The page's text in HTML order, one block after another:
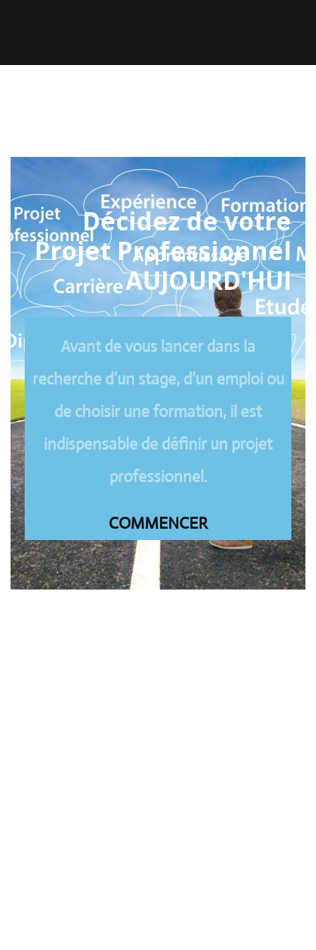
Décidez de votre
Projet Professionnel
AUJOURD'HUI
Avant de vous lancer dans la
recherche d’un stage, d’un emploi ou
de choisir une formation, il est
indispensable de définir un projet
professionnel.
COMMENCER